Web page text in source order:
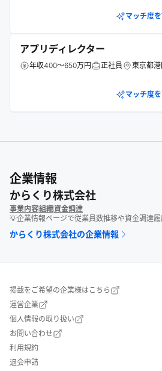
マッチ度
アプリディレクター
年収400～650万円 正社員 東京都
マッチ度
企業情報
からくり株式会社
事業内容組織資金調達
💡企業情報ページで従業員数推移や資金調達履
からくり株式会社の企業情報
掲載をご希望の企業様はこちら
運営企業
個人情報の取り扱い
お問い合わせ
利用規約
退会申請